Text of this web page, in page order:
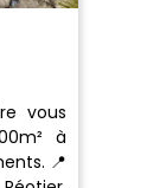
vous
à